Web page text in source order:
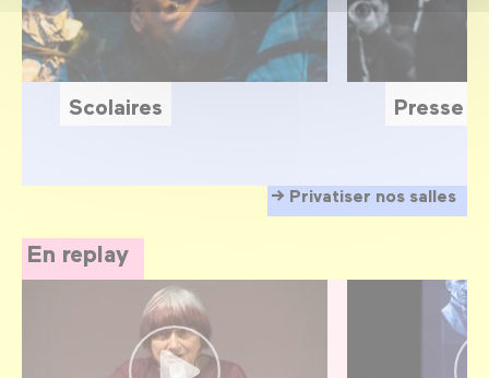
Privatiser nos salles
Scolaires Presse
En replay